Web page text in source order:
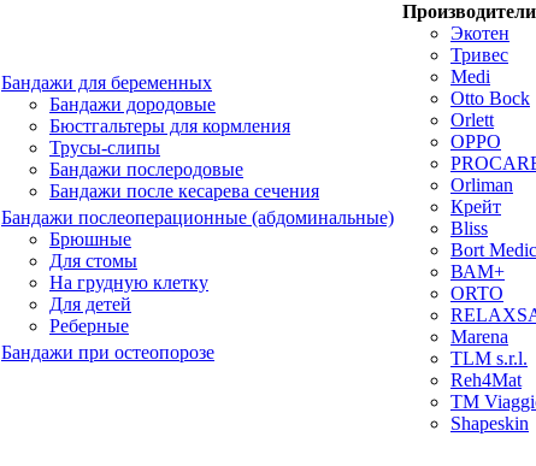
Бандажи для беременных
Бандажи дородовые
Бюстгальтеры для кормления
Трусы-слипы
Бандажи послеродовые
Бандажи после кесарева сечения
Бандажи послеоперационные (абдоминальные)
Брюшные
Для стомы
На грудную клетку
Для детей
Реберные
Бандажи при остеопорозе
Производители
Экотен
Тривес
Medi
Otto Bock
Orlett
OPPO
Orliman
Крейт
Bliss
Bort
ВАМ+
ORTO
Marena
TLM s.r.l.
Reh4Mat
TM
Shapeskin